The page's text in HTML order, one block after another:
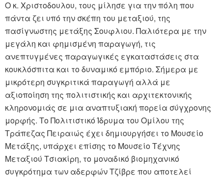
Ο κ. Χριστοδουλου, τους μίλησε για την πόλη που
πάντα ζει υπό την σκέπη του μεταξιού, της
πασίγνωστης μετάξης Σουφλιου. Παλιότερα με την
μεγάλη και φημισμένη παραγωγή, τις
ανεπτυγμένες παραγωγικές εγκαταστάσεις στα
κουκλόσπιτα και το δυναμικό εμπόριο. Σήμερα με
μικρότερη συγκριτικά παραγωγή αλλά με
αξιοποίηση της πολιτιστικής και αρχιτεκτονικής
κληρονομιάς σε μια αναπτυξιακή πορεία σύγχρονης
μορφής. Το Πολιτιστικό Ίδρυμα του Ομίλου της
Τράπεζας Πειραιώς έχει δημιουργήσει το Μουσείο
Μετάξης, υπάρχει επίσης το Μουσείο Τέχνης
Μεταξιού Τσιακίρη, το μοναδικό βιομηχανικό
συγκρότημα των αδερφών Τζίβρε που αποτελεί